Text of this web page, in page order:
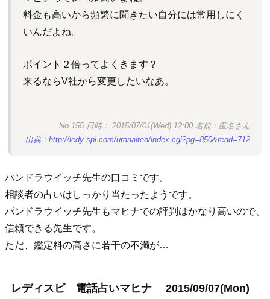
料金も高いから頻繁に聞きたい自分には常用しにく
いんだよね。
ポイント２倍ってよくきます？
来るならV社から変更したいなあ。
No.155 日時： 2015/07/01(Wed) 12:00 名前：匿名さん
出典：http://ledy-spi.com/uranaiten/index.cgi?pg=850&read=712
パンドラウイッチ先生の口コミです。
相談者の占いはしっかり当たったようです。
パンドラウイッチ先生もマヒナでの評判はかなり高いので、
信頼できる先生です。
ただ、鑑定料の高さに若干の不満が…
レディスピ 電話占いマヒナ 2015/09/07(Mon)